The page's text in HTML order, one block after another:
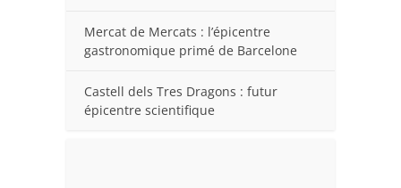
Mercat de Mercats : l’épicentre
gastronomique primé de Barcelone
Castell dels Tres Dragons : futur
épicentre scientifique